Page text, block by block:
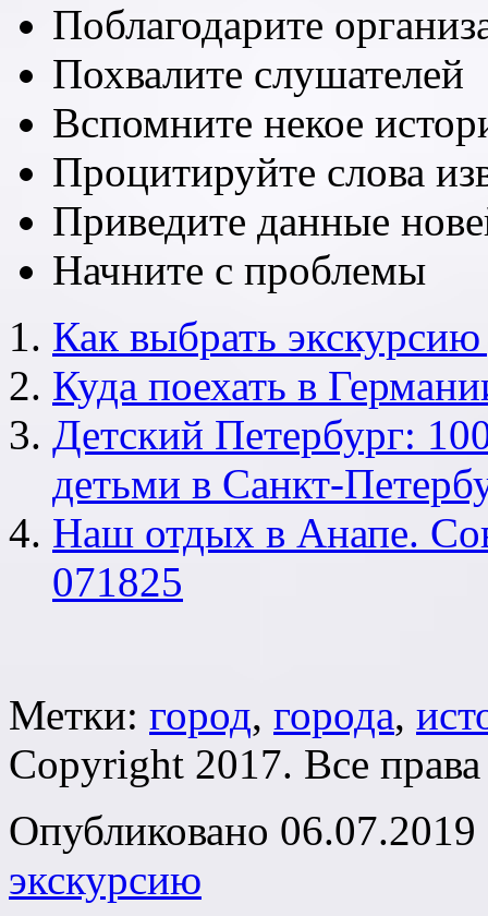
Поблагодарите
Похвалите слушателей
Вспомните некое
Процитируйте слова
Приведите данные
Начните с проблемы
Как выбрать
Куда поехать в
Детский Петербург:
детьми в Санкт-
Наш отдых в Анапе.
071825
Метки: город, города,
Copyright 2017. Все
Опубликовано 06.07.2019
экскурсию